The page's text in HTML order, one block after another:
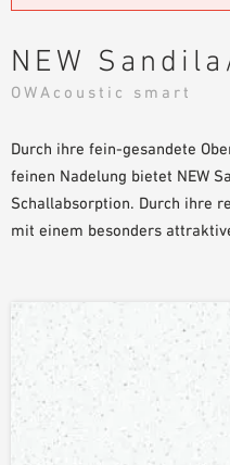
AUSSCHREIBUNGSTEXTE
DOWNLOADS
PLANUNGSHILFEN
VIDEOS
Karriere
NEW
OWAcoustic smart
Durch ihre fein-gesandete
feinen Nadelung bietet NEW
Schallabsorption. Durch ihre
mit einem besonders